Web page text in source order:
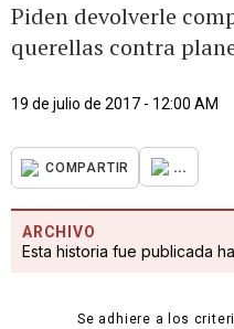
Piden devolverle
querellas contra
19 de julio de 2017 - 12:00 AM
COMPARTIR ...
ARCHIVO
Esta historia fue publicada
Se adhiere a los